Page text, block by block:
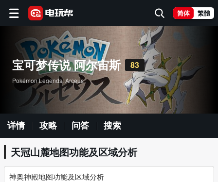
简体 繁體
宝可梦传说 阿尔宙斯 83
Pokémon Legends: Arceus
详情 攻略 问答 搜索
天冠山麓地图功能及区域分析
神奥神殿地图功能及区域分析